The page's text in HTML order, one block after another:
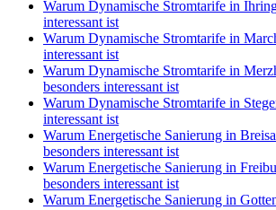
Warum Dynamische Stromtarife in
interessant ist
Warum Dynamische Stromtarife in
interessant ist
Warum Dynamische Stromtarife in
besonders interessant ist
Warum Dynamische Stromtarife in
interessant ist
Warum Energetische Sanierung in
besonders interessant ist
Warum Energetische Sanierung in
besonders interessant ist
Warum Energetische Sanierung in